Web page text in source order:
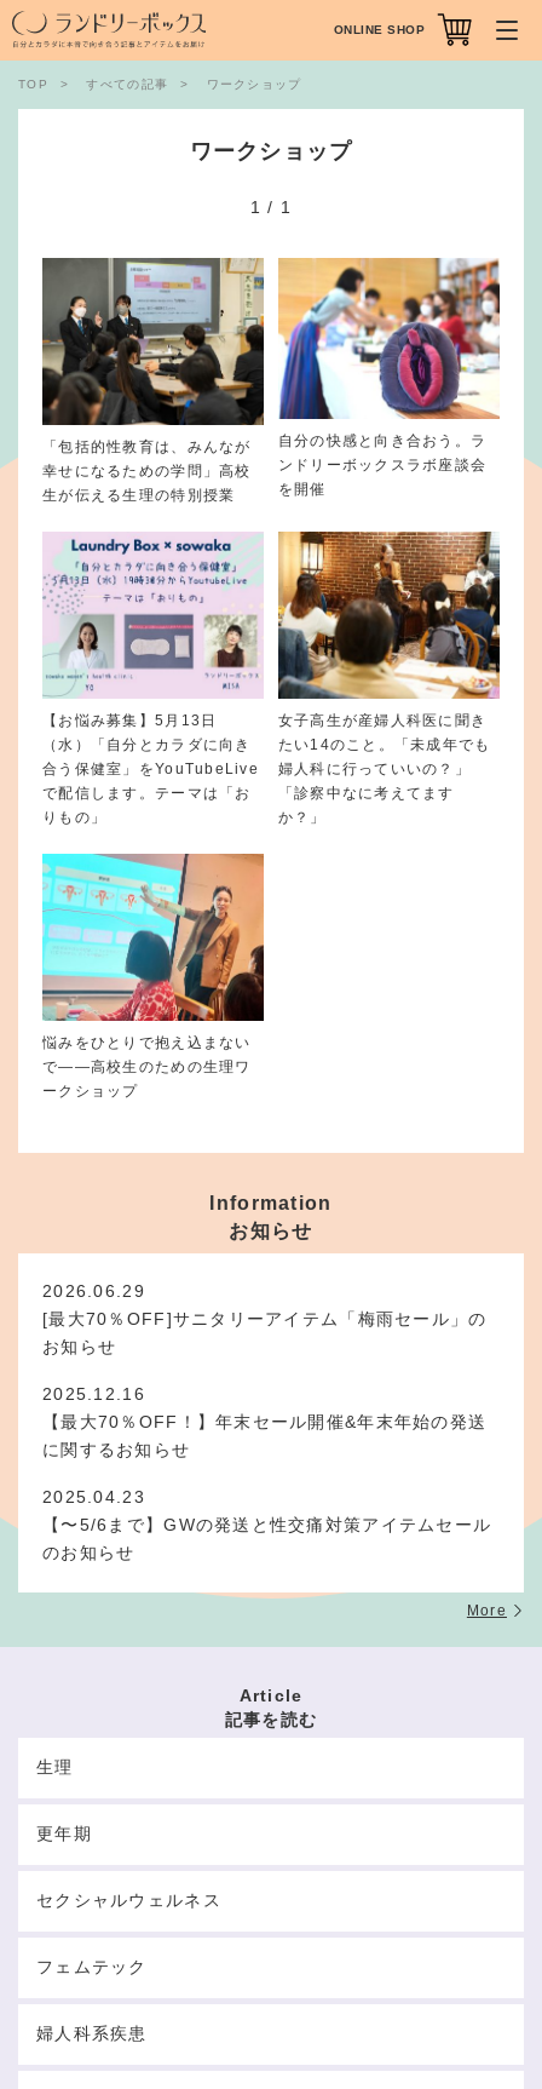
TOP すべての記事 ワークショップ
ワークショップ
1 / 1
「包括的性教育は、みんなが
幸せになるための学問」高校
生が伝える生理の特別授業
自分の快感と向き合おう。ラ
ンドリーボックスラボ座談会
を開催
【お悩み募集】5月13日
（水）「自分とカラダに向き
合う保健室」をYouTubeLive
で配信します。テーマは「お
りもの」
女子高生が産婦人科医に聞き
たい14のこと。「未成年でも
婦人科に行っていいの？」
「診察中なに考えてます
か？」
悩みをひとりで抱え込まない
で——高校生のための生理ワ
ークショップ
Information
お知らせ
2026.06.29
[最大70％OFF]サニタリーアイテム「梅雨セール」の
お知らせ
2025.12.16
【最大70％OFF！】年末セール開催&年末年始の発送
に関するお知らせ
2025.04.23
【〜5/6まで】GWの発送と性交痛対策アイテムセール
のお知らせ
More
Article
記事を読む
生理
更年期
セクシャルウェルネス
フェムテック
婦人科系疾患
ONLINE SHOP